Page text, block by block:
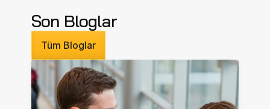
Son Bloglar
Tüm Bloglar